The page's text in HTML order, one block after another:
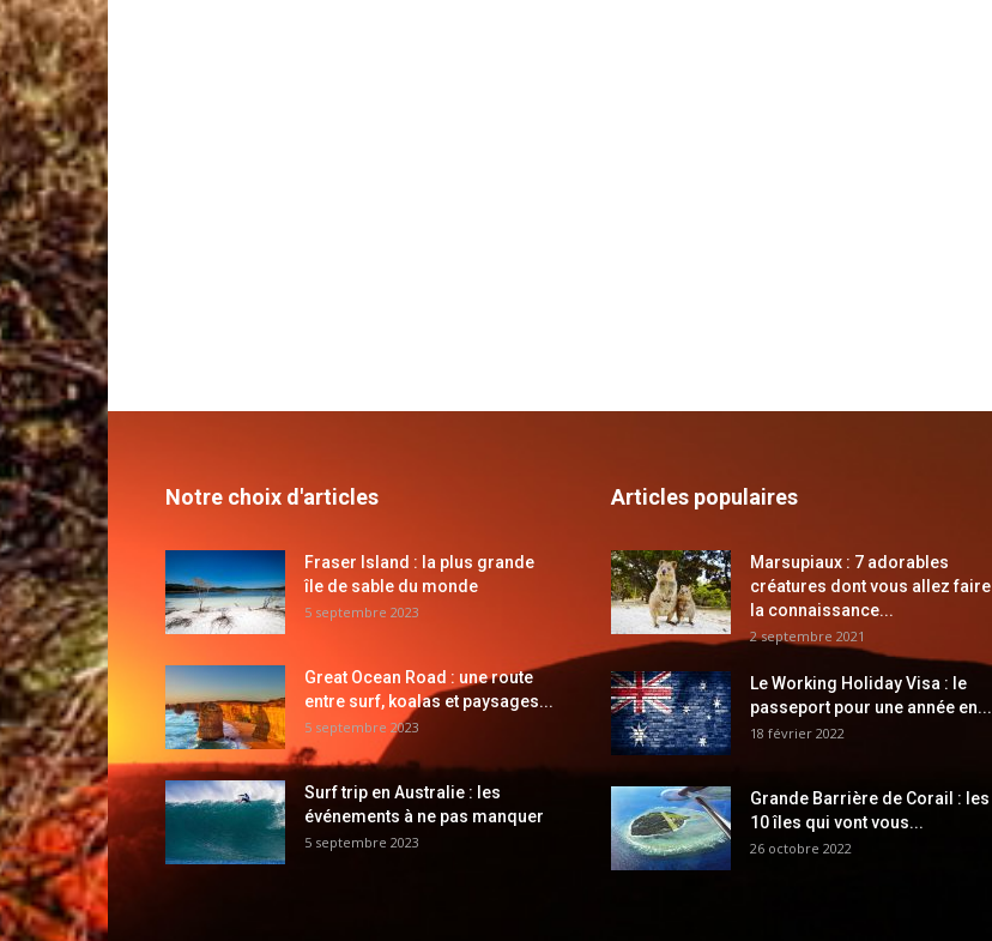
Notre choix d'articles
Fraser Island : la plus grande
île de sable du monde
5 septembre 2023
Great Ocean Road : une route
entre surf, koalas et paysages...
5 septembre 2023
Surf trip en Australie : les
événements à ne pas manquer
5 septembre 2023
Articles populaires
Marsupiaux : 7 adorables
créatures dont vous allez faire
la connaissance...
2 septembre 2021
Le Working Holiday Visa : le
passeport pour une année en...
18 février 2022
Grande Barrière de Corail : les
10 îles qui vont vous...
26 octobre 2022